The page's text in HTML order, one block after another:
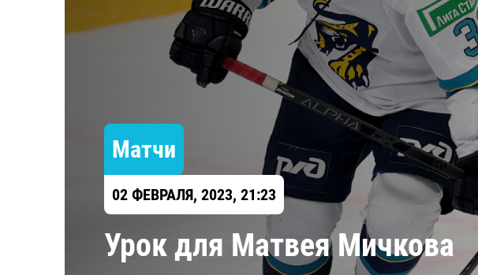
Локомотив
Северсталь
ЦСКА
Шанхайские Драконы
Амур
Барыс
Салават Юлаев
Сибирь
Матчи
02 ФЕВРАЛЯ, 2023, 21:23
Урок для Матвея Мичкова